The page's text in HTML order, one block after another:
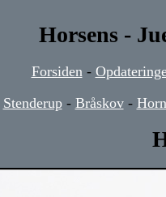
Horsens -
Forsiden -
Stenderup- Bråskov-